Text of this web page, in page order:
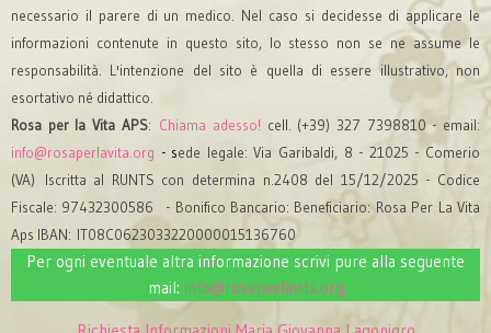
necessario il parere di un medico. Nel caso si decidesse di applicare le
informazioni contenute in questo sito, lo stesso non se ne assume le
responsabilità. L'intenzione del sito è quella di essere illustrativo, non
esortativo né didattico.
Rosa per la Vita APS: Chiama adesso! cell. (+39) 327 7398810 - email:
info@rosaperlavita.org - sede legale: Via Garibaldi, 8 - 21025 - Comerio
(VA) Iscritta al RUNTS con determina n.2408 del 15/12/2025 - Codice
Fiscale: 97432300586 - Bonifico Bancario: Beneficiario: Rosa Per La Vita
Aps IBAN: IT08C0623033220000015136760
Per ogni eventuale altra informazione scrivi pure alla seguente
mail: info@rosaperlavita.org